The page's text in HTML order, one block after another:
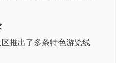
推出了多条特色游览线